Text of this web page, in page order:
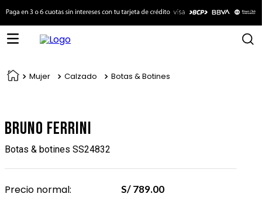
Mujer Calzado Botas & Botines
Bruno Ferrini
Botas & botines SS24832
Precio normal: S/ 789.00